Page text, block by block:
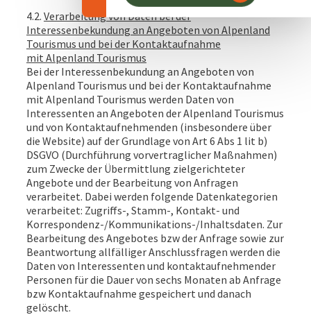
4.2. Verarbeitung von Daten bei der
Interessenbekundung an Angeboten von Alpenland
Tourismus und bei der Kontaktaufnahme
mit Alpenland Tourismus
Bei der Interessenbekundung an Angeboten von
Alpenland Tourismus und bei der Kontaktaufnahme
mit Alpenland Tourismus werden Daten von
Interessenten an Angeboten der Alpenland Tourismus
und von Kontaktaufnehmenden (insbesondere über
die Website) auf der Grundlage von Art 6 Abs 1 lit b)
DSGVO (Durchführung vorvertraglicher Maßnahmen)
zum Zwecke der Übermittlung zielgerichteter
Angebote und der Bearbeitung von Anfragen
verarbeitet. Dabei werden folgende Datenkategorien
verarbeitet: Zugriffs-, Stamm-, Kontakt- und
Korrespondenz-/Kommunikations-/Inhaltsdaten. Zur
Bearbeitung des Angebotes bzw der Anfrage sowie zur
Beantwortung allfälliger Anschlussfragen werden die
Daten von Interessenten und kontaktaufnehmender
Personen für die Dauer von sechs Monaten ab Anfrage
bzw Kontaktaufnahme gespeichert und danach
gelöscht.